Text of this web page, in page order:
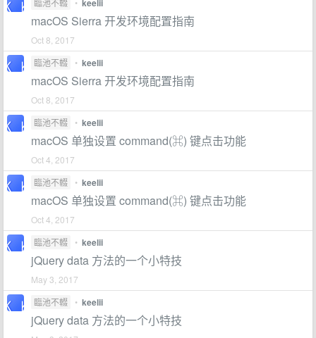
臨池不輟
• keelii
macOS Sierra 开发环境配置指南
Oct 8, 2017
臨池不輟
• keelii
macOS Sierra 开发环境配置指南
Oct 8, 2017
臨池不輟
• keelii
macOS 单独设置 command(⌘) 键点击功能
Oct 4, 2017
臨池不輟
• keelii
macOS 单独设置 command(⌘) 键点击功能
Oct 4, 2017
臨池不輟
• keelii
jQuery data 方法的一个小特技
May 3, 2017
臨池不輟
• keelii
jQuery data 方法的一个小特技